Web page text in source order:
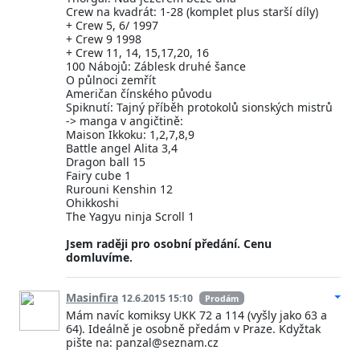
Crew na kvadrát: 1-28 (komplet plus starší díly)
+ Crew 5, 6/ 1997
+ Crew 9 1998
+ Crew 11, 14, 15,17,20, 16
100 Nábojů: Záblesk druhé šance
O půlnoci zemřít
Američan čínského původu
Spiknutí: Tajný příběh protokolů sionských mistrů
-> manga v angičtině:
Maison Ikkoku: 1,2,7,8,9
Battle angel Alita 3,4
Dragon ball 15
Fairy cube 1
Rurouni Kenshin 12
Ohikkoshi
The Yagyu ninja Scroll 1
Jsem raději pro osobní předání. Cenu
domluvíme.
Masinfira 12.6.2015 15:10 Prodám
Mám navíc komiksy UKK 72 a 114 (vyšly jako 63 a
64). Ideálně je osobně předám v Praze. Kdyžtak
pište na: panzal@seznam.cz